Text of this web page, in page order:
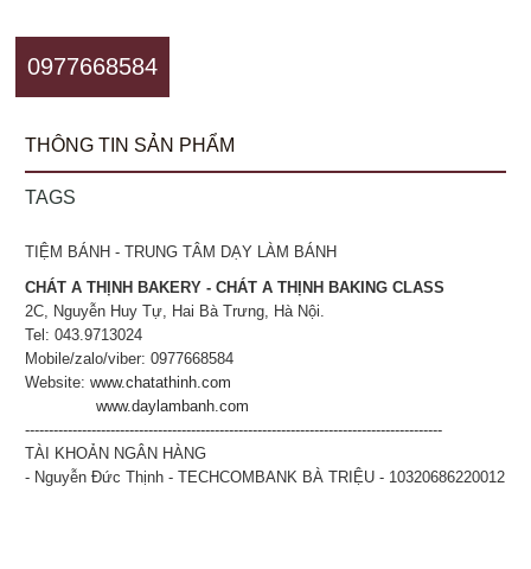
0977668584
THÔNG TIN SẢN PHẨM
TAGS
TIỆM BÁNH - TRUNG TÂM DẠY LÀM BÁNH
CHÁT A THỊNH BAKERY - CHÁT A THỊNH BAKING CLASS
2C, Nguyễn Huy Tự, Hai Bà Trưng, Hà Nội.
Tel: 043.9713024
Mobile/zalo/viber: 0977668584
Website:www.chatathinh.com
www.daylambanh.com
----------------------------------------------------------------------------------------
TÀI KHOẢN NGÂN HÀNG
- Nguyễn Đức Thịnh - TECHCOMBANK BÀ TRIỆU - 10320686220012